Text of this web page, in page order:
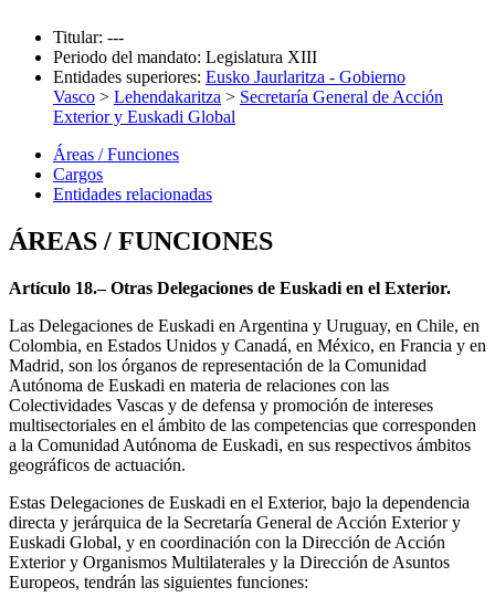
Titular: ---
Periodo del mandato: Legislatura XIII
Entidades superiores: Eusko Jaurlaritza - Gobierno
Vasco > Lehendakaritza > Secretaría General de Acción
Exterior y Euskadi Global
Áreas / Funciones
Cargos
Entidades relacionadas
ÁREAS / FUNCIONES
Artículo 18.– Otras Delegaciones de Euskadi en el Exterior.
Las Delegaciones de Euskadi en Argentina y Uruguay, en Chile, en
Colombia, en Estados Unidos y Canadá, en México, en Francia y en
Madrid, son los órganos de representación de la Comunidad
Autónoma de Euskadi en materia de relaciones con las
Colectividades Vascas y de defensa y promoción de intereses
multisectoriales en el ámbito de las competencias que corresponden
a la Comunidad Autónoma de Euskadi, en sus respectivos ámbitos
geográficos de actuación.
Estas Delegaciones de Euskadi en el Exterior, bajo la dependencia
directa y jerárquica de la Secretaría General de Acción Exterior y
Euskadi Global, y en coordinación con la Dirección de Acción
Exterior y Organismos Multilaterales y la Dirección de Asuntos
Europeos, tendrán las siguientes funciones: